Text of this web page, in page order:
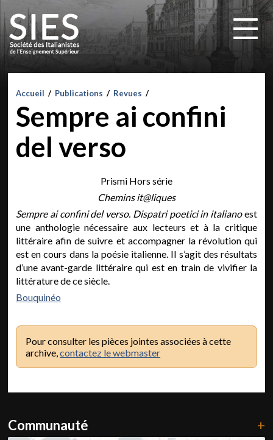
Accueil / Publications / Revues /
Sempre ai confini
del verso
Prismi Hors série
Chemins it@liques
Sempre ai confini del verso. Dispatri poetici in italianoest
une anthologie nécessaire aux lecteurs et à la critique
littéraire afin de suivre et accompagner la révolution qui
est en cours dans la poésie italienne. Il s’agit des résultats
d’une avant-garde littéraire qui est en train de vivifier la
littérature de ce siècle.
Bouquinéo
Pour consulter les pièces jointes associées à cette
archive,contactez le webmaster
Communauté +